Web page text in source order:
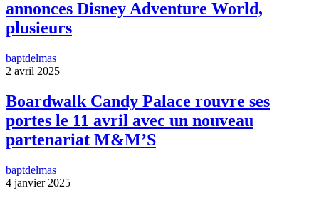
annonces Disney Adventure World,
plusieurs
baptdelmas
2 avril 2025
Boardwalk Candy Palace rouvre ses
portes le 11 avril avec un nouveau
partenariat M&M’S
baptdelmas
4 janvier 2025